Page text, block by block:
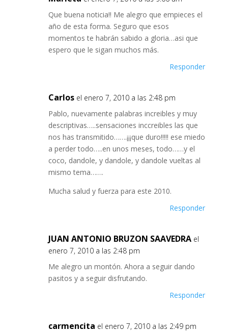
Que buena noticia!! Me alegro que empieces el
año de esta forma. Seguro que esos
momentos te habrán sabido a gloria…asi que
espero que le sigan muchos más.
Responder
Carlos el enero 7, 2010 a las 2:48 pm
Pablo, nuevamente palabras increibles y muy
descriptivas…..sensaciones inccreibles las que
nos has transmitido…….¡¡¡que duro!!!!! ese miedo
a perder todo…..en unos meses, todo……y el
coco, dandole, y dandole, y dandole vueltas al
mismo tema…….
Mucha salud y fuerza para este 2010.
Responder
JUAN ANTONIO BRUZON SAAVEDRA el
enero 7, 2010 a las 2:48 pm
Me alegro un montón. Ahora a seguir dando
pasitos y a seguir disfrutando.
Responder
carmencita el enero 7, 2010 a las 2:49 pm